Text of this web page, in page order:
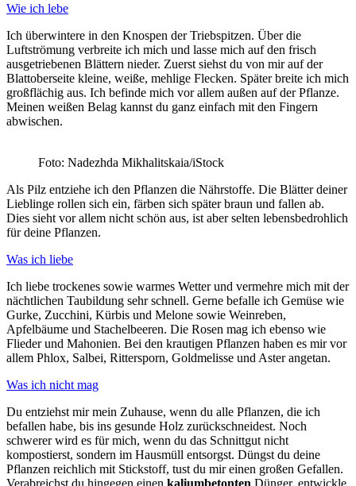
Wie ich lebe
Ich überwintere in den Knospen der Triebspitzen. Über die
Luftströmung verbreite ich mich und lasse mich auf den frisch
ausgetriebenen Blättern nieder. Zuerst siehst du von mir auf der
Blattoberseite kleine, weiße, mehlige Flecken. Später breite ich mich
großflächig aus. Ich befinde mich vor allem außen auf der Pflanze.
Meinen weißen Belag kannst du ganz einfach mit den Fingern
abwischen.
Foto: Nadezhda Mikhalitskaia/iStock
Als Pilz entziehe ich den Pflanzen die Nährstoffe. Die Blätter deiner
Lieblinge rollen sich ein, färben sich später braun und fallen ab.
Dies sieht vor allem nicht schön aus, ist aber selten lebensbedrohlich
für deine Pflanzen.
Was ich liebe
Ich liebe trockenes sowie warmes Wetter und vermehre mich mit der
nächtlichen Taubildung sehr schnell. Gerne befalle ich Gemüse wie
Gurke, Zucchini, Kürbis und Melone sowie Weinreben,
Apfelbäume und Stachelbeeren. Die Rosen mag ich ebenso wie
Flieder und Mahonien. Bei den krautigen Pflanzen haben es mir vor
allem Phlox, Salbei, Rittersporn, Goldmelisse und Aster angetan.
Was ich nicht mag
Du entziehst mir mein Zuhause, wenn du alle Pflanzen, die ich
befallen habe, bis ins gesunde Holz zurückschneidest. Noch
schwerer wird es für mich, wenn du das Schnittgut nicht
kompostierst, sondern im Hausmüll entsorgst. Düngst du deine
Pflanzen reichlich mit Stickstoff, tust du mir einen großen Gefallen.
Verabreichst du hingegen einen kaliumbetonten Dünger, entwickle